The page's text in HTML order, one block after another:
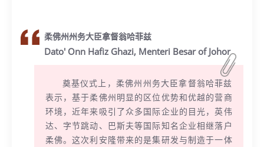
柔佛州州务大臣拿督翁哈菲兹
Dato' Onn Hafiz Ghazi, Menteri Besar of Johor
奠基仪式上，柔佛州州务大臣拿督翁哈菲兹
表示，基于柔佛州明显的区位优势和优越的营商
环境，近年来吸引了众多国际企业的目光，英伟
达、字节跳动、巴斯夫等国际知名企业相继落户
柔佛。这次利安隆带来的是集研发与制造于一体